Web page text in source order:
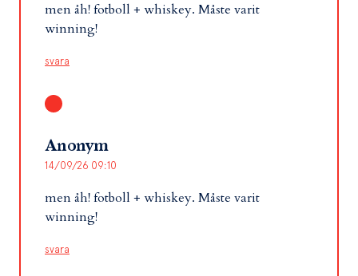
men åh! fotboll + whiskey. Måste varit
winning!
svara
Anonym
14/09/26 09:10
men åh! fotboll + whiskey. Måste varit
winning!
svara